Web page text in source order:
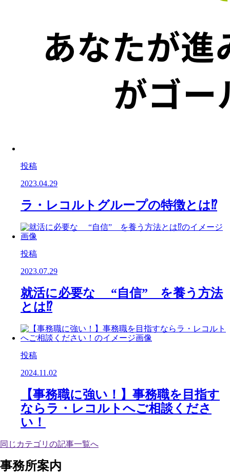
投稿
2023.04.29
ラ・レコルトグループの特徴とは⁉️
投稿
2023.07.29
就活に必要な “自信” を養う方法
とは⁉️
投稿
2024.11.02
【事務職に強い！】事務職を目指す
ならラ・レコルトへご相談くださ
い！
同じカテゴリの記事⼀覧へ
事務所案内